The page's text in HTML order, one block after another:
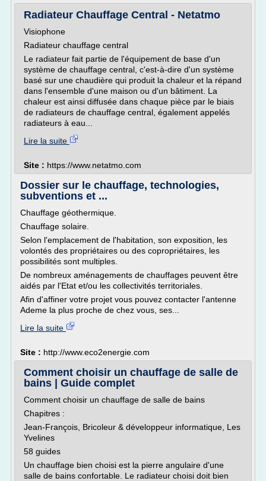
Radiateur Chauffage Central - Netatmo
Visiophone
Radiateur chauffage central
Le radiateur fait partie de l'équipement de base d'un
système de chauffage central, c'est-à-dire d'un système
basé sur une chaudière qui produit la chaleur et la répand
dans l'ensemble d'une maison ou d'un bâtiment. La
chaleur est ainsi diffusée dans chaque pièce par le biais
de radiateurs de chauffage central, également appelés
radiateurs à eau...
Lire la suite
Site : https://www.netatmo.com
Dossier sur le chauffage, technologies,
subventions et ...
Chauffage géothermique.
Chauffage solaire.
Selon l'emplacement de l'habitation, son exposition, les
volontés des propriétaires ou des copropriétaires, les
possibilités sont multiples.
De nombreux aménagements de chauffages peuvent être
aidés par l'Etat et/ou les collectivités territoriales.
Afin d'affiner votre projet vous pouvez contacter l'antenne
Ademe la plus proche de chez vous, ses...
Lire la suite
Site : http://www.eco2energie.com
Comment choisir un chauffage de salle de
bains | Guide complet
Comment choisir un chauffage de salle de bains
Chapitres :
Jean-François, Bricoleur & développeur informatique, Les
Yvelines
58 guides
Un chauffage bien choisi est la pierre angulaire d'une
salle de bains confortable. Le radiateur choisi doit bien